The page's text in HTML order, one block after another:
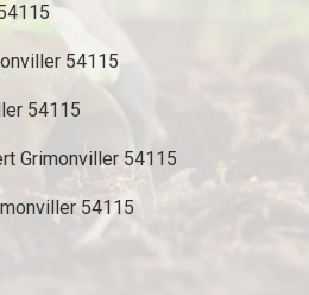
54115
54115
Grimonviller 54115
54115